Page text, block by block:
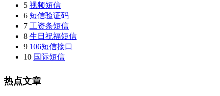
5 视频短信
6 短信验证码
7 工资条短信
8 生日祝福短信
9 106短信接口
10 国际短信
热点文章